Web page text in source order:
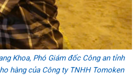
Khoa, Phó Giám đốc Công an tỉnh
hàng của Công ty TNHH Tomoken